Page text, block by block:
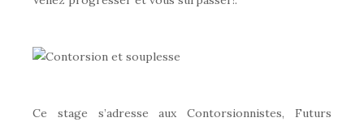
Ce stage s’adresse aux Contorsionnistes, Futurs